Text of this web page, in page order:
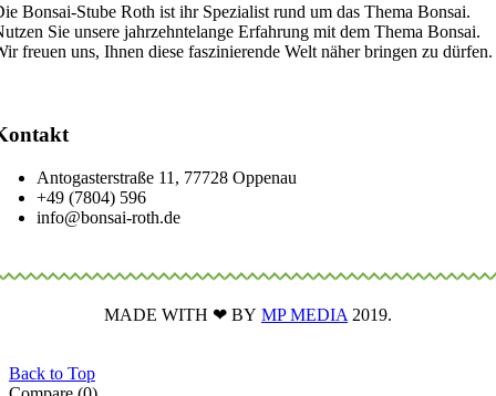
Bonsai-Stube Roth ist ihr Spezialist rund um das Thema Bonsai.
Sie unsere jahrzehntelange Erfahrung mit dem Thema Bonsai.
freuen uns, Ihnen diese faszinierende Welt näher bringen zu dürfen.
Antogasterstraße 11, 77728 Oppenau
+49 (7804) 596
info@bonsai-roth.de
MADE WITH ❤ BY MP MEDIA 2019.
Back to Top